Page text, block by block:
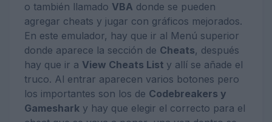
o también llamado VBA donde se pueden
agregar cheats y jugar con gráficos mejorados.
En este emulador, hay que ir al Menú superior
donde aparece la sección de Cheats, después
hay que ir a View Cheats List y allí se añade el
truco. Al entrar aparecen varios botones pero
los importantes son los de Codebreakers y
Gameshark y hay que elegir el correcto para el